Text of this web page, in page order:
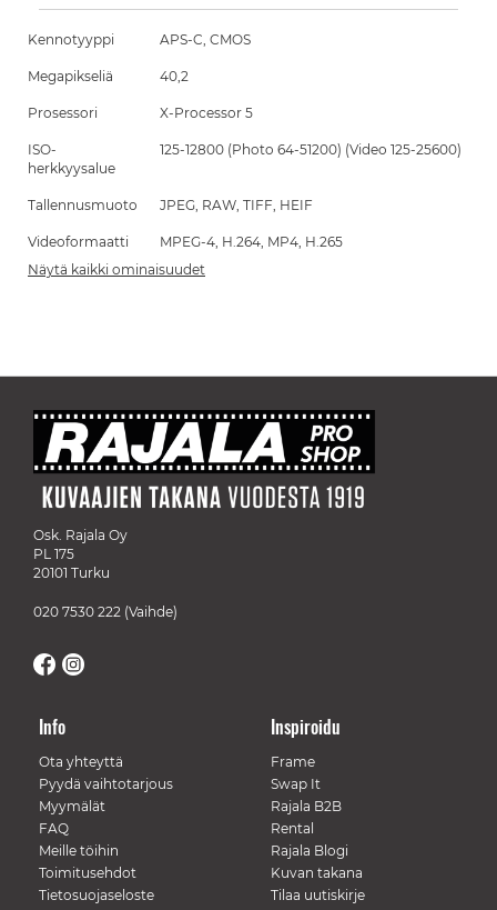
Kennotyyppi APS-C, CMOS
Megapikseliä 40,2
Prosessori X-Processor 5
ISO-
herkkyysalue
125-12800 (Photo 64-51200) (Video 125-25600)
Tallennusmuoto JPEG, RAW, TIFF, HEIF
Videoformaatti
MPEG-4, H.264, MP4, H.265
Näytä kaikki ominaisuudet
Osk. Rajala Oy
PL 175
20101 Turku
020 7530 222 (Vaihde)
Info
Ota yhteyttä
Pyydä vaihtotarjous
Myymälät
FAQ
Meille töihin
Toimitusehdot
Tietosuojaseloste
Inspiroidu
Frame
Swap It
Rajala B2B
Rental
Rajala Blogi
Kuvan takana
Tilaa uutiskirje